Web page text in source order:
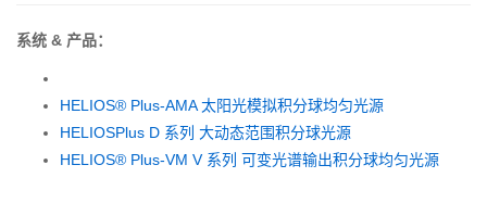
系统 & 产品：
HELIOS® Plus-AMA 太阳光模拟积分球均匀光源
HELIOSPlus D 系列 大动态范围积分球光源
HELIOS® Plus-VM V 系列 可变光谱输出积分球均匀光源